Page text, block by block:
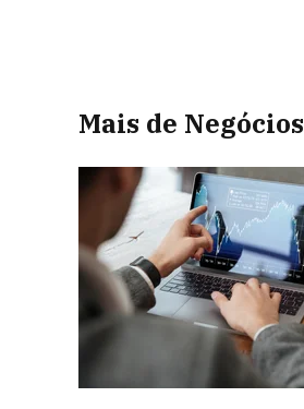
Mais de Negócios